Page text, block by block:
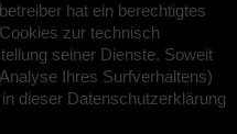
hat ein berechtigtes
zur technisch
seiner Dienste. Soweit
Ihres Surfverhaltens)
dieser Datenschutzerklärung